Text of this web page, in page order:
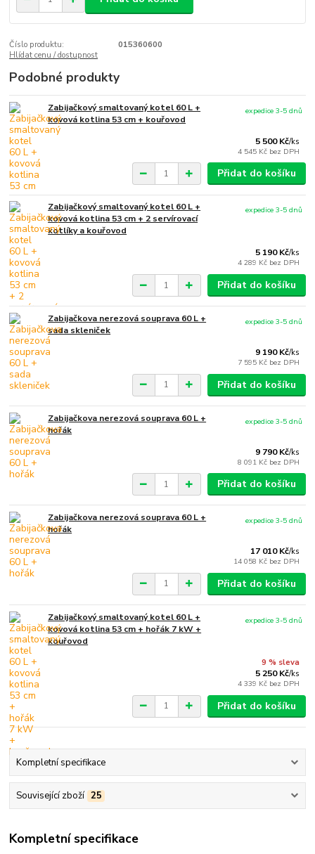
Číslo produktu:
015360600
Hlídat cenu / dostupnost
Podobné produkty
Zabijačkový smaltovaný kotel 60 L +
kovová kotlina 53 cm + kouřovod
5 500 Kč/ks
4 545 Kč bez DPH
expedice 3-5 dnů
Přidat do košíku
Zabijačkový smaltovaný kotel 60 L +
kovová kotlina 53 cm + 2 servírovací
kotlíky a kouřovod
5 190 Kč/ks
4 289 Kč bez DPH
expedice 3-5 dnů
Přidat do košíku
Zabijačkova nerezová souprava 60 L +
sada skleniček
9 190 Kč/ks
7 595 Kč bez DPH
expedice 3-5 dnů
Přidat do košíku
Zabijačkova nerezová souprava 60 L +
hořák
9 790 Kč/ks
8 091 Kč bez DPH
expedice 3-5 dnů
Přidat do košíku
Zabijačkova nerezová souprava 60 L +
hořák
17 010 Kč/ks
14 058 Kč bez DPH
expedice 3-5 dnů
Přidat do košíku
Zabijačkový smaltovaný kotel 60 L +
kovová kotlina 53 cm + hořák 7 kW +
kouřovod
9 % sleva
5 250 Kč/ks
4 339 Kč bez DPH
expedice 3-5 dnů
Přidat do košíku
Kompletní specifikace
Související zboží 25
Kompletní specifikace